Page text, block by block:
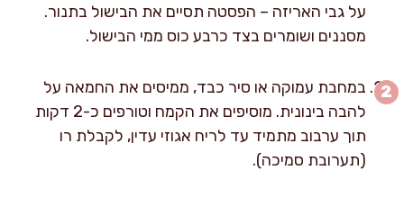
על גבי האריזה – הפסטה תסיים את הבישול בתנור.
מסננים ושומרים בצד כרבע כוס ממי הבישול.
במחבת עמוקה או סיר כבד, ממיסים את החמאה על
להבה בינונית. מוסיפים את הקמח וטורפים כ-2 דקות
תוך ערבוב מתמיד עד לריח אגוזי עדין, לקבלת רו
(תערובת סמיכה).